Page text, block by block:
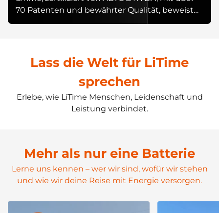
70 Patenten und bewährter Qualität, beweist
durch Expertise seine Führungsposition.
Lass die Welt für LiTime
sprechen
Erlebe, wie LiTime Menschen, Leidenschaft und
Leistung verbindet.
Entdecken
Review-Videos
Veranstaltungen
Mehr als nur eine Batterie
Lerne uns kennen – wer wir sind, wofür wir stehen
und wie wir deine Reise mit Energie versorgen.